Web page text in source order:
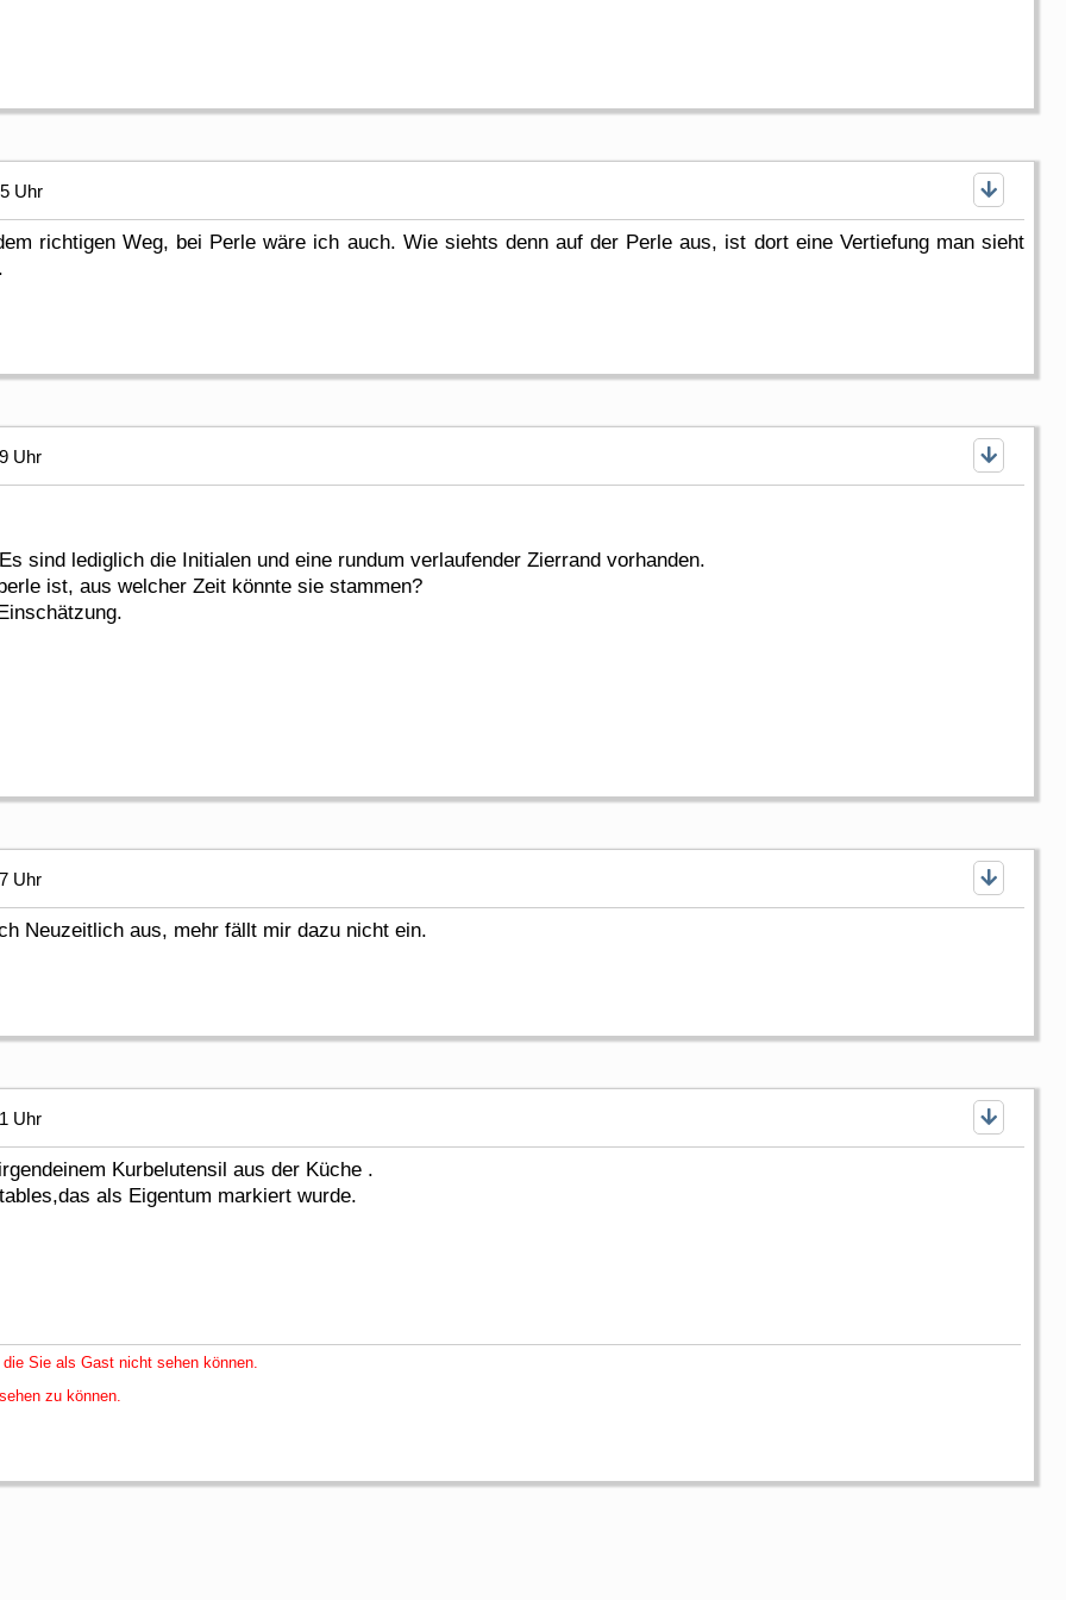
Uhr
richtigen Weg, bei Perle wäre ich auch. Wie siehts denn auf der Perle aus, ist dort eine Vertiefung man sieht
Uhr
sind lediglich die Initialen und eine rundum verlaufender Zierrand vorhanden.
ist, aus welcher Zeit könnte sie stammen?
Uhr
Neuzeitlich aus, mehr fällt mir dazu nicht ein.
Uhr
Kurbelutensil aus der Küche .
als Eigentum markiert wurde.
Sie als Gast nicht sehen können.
zu können.